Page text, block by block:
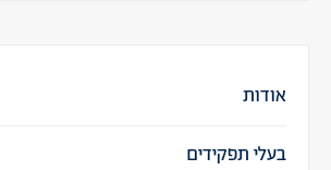
אודות
בעלי תפקידים